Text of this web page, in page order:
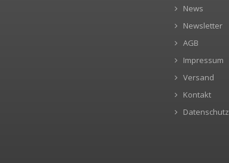
News
Newsletter
AGB
Impressum
Versand
Kontakt
Datenschutz